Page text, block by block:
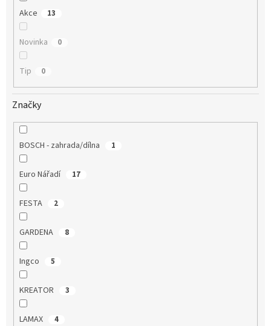
Akce 13
Novinka 0
Tip 0
Značky
BOSCH - zahrada/dílna 1
Euro Nářadí 17
FESTA 2
GARDENA 8
Ingco 5
KREATOR 3
LAMAX 4